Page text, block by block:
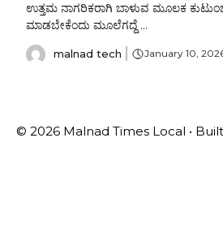
ಉತ್ತಮ ನಾಗರಿಕರಾಗಿ ಬಾಳುವ ಮೂಲಕ
ಮಾಡಬೇಕೆಂದು ಮೂಲೆಗದ್ದೆ ...
malnad tech January 10,
© 2026 Malnad Times Local •